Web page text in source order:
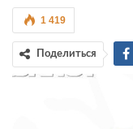
1 419
Поделиться